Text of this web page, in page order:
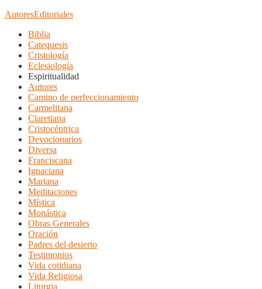
AutoresEditoriales
Biblia
Catequesis
Cristología
Eclesiología
Espiritualidad
Autores
Camino de perfeccionamiento
Carmelitana
Claretiana
Cristocéntrica
Devocionarios
Diversa
Franciscana
Ignaciana
Mariana
Meditaciones
Mística
Monástica
Obras Generales
Oración
Padres del desierto
Testimonios
Vida cotidiana
Vida Religiosa
Liturgia